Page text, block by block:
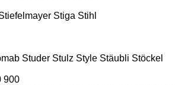
Stiga Stihl
Studer Stulz Style Stäubli Stöckel
900